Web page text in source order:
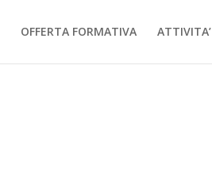
OFFERTA FORMATIVA ATTIVITA’